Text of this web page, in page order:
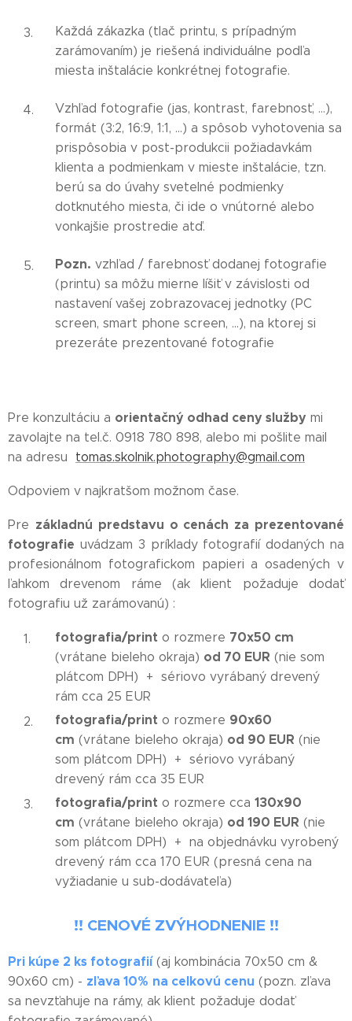
Každá zákazka (tlač printu, s prípadným
zarámovaním) je riešená individuálne podľa
miesta inštalácie konkrétnej fotografie.
Vzhľad fotografie (jas, kontrast, farebnosť, ...),
formát (3:2, 16:9, 1:1, ...) a spôsob vyhotovenia sa
prispôsobia v post-produkcii požiadavkám
klienta a podmienkam v mieste inštalácie, tzn.
berú sa do úvahy svetelné podmienky
dotknutého miesta, či ide o vnútorné alebo
vonkajšie prostredie atď.
Pozn. vzhľad / farebnosť dodanej fotografie
(printu) sa môžu mierne líšiť v závislosti od
nastavení vašej zobrazovacej jednotky (PC
screen, smart phone screen, ...), na ktorej si
prezeráte prezentované fotografie
Pre konzultáciu a orientačný odhad ceny služby mi
zavolajte na tel.č. 0918 780 898, alebo mi pošlite mail
na adresu tomas.skolnik.photography@gmail.com
Odpoviem v najkratšom možnom čase.
Pre základnú predstavu o cenách za prezentované
fotografie uvádzam 3 príklady fotografií dodaných na
profesionálnom fotografickom papieri a osadených v
ľahkom drevenom ráme (ak klient požaduje dodať
fotografiu už zarámovanú) :
fotografia/print o rozmere 70x50 cm
(vrátane bieleho okraja) od 70 EUR (nie som
plátcom DPH) + sériovo vyrábaný drevený
rám cca 25 EUR
fotografia/print o rozmere 90x60
cm (vrátane bieleho okraja) od 90 EUR (nie
som plátcom DPH) + sériovo vyrábaný
drevený rám cca 35 EUR
fotografia/print o rozmere cca 130x90
cm (vrátane bieleho okraja) od 190 EUR (nie
som plátcom DPH) + na objednávku vyrobený
drevený rám cca 170 EUR (presná cena na
vyžiadanie u sub-dodávateľa)
!! CENOVÉ ZVÝHODNENIE !!
Pri kúpe 2 ks fotografií(aj kombinácia 70x50 cm &
90x60 cm) - zľava 10% na celkovú cenu (pozn. zľava
sa nevzťahuje na rámy, ak klient požaduje dodať